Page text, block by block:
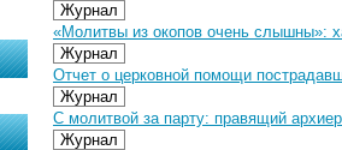
Журнал
«Молитвы из окопов очень слышны»:
Журнал
Отчет о церковной помощи
Журнал
С молитвой за парту: правящий
Журнал